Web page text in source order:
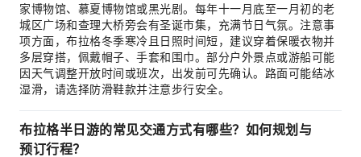
家博物馆、慕夏博物馆或黑光剧。每年十一月底至一月初的老
城区广场和查理大桥旁会有圣诞市集，充满节日气氛。注意事
项方面，布拉格冬季寒冷且日照时间短，建议穿着保暖衣物并
多层穿搭，佩戴帽子、手套和围巾。部分户外景点或游船可能
因天气调整开放时间或班次，出发前可先确认。路面可能结冰
湿滑，请选择防滑鞋款并注意步行安全。
布拉格半日游的常见交通方式有哪些？如何规划与
预订行程？